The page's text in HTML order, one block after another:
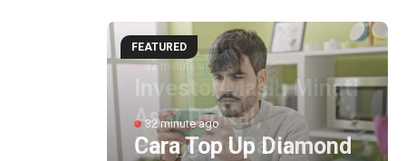
FEATURED
32 minute ago
Investor Masih Minati
Aset Digital,
Pengguna Baru
32 minute ago
Cara Top Up Diamond